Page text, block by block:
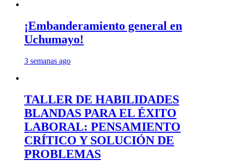
¡Embanderamiento general en
Uchumayo!
3 semanas ago
TALLER DE HABILIDADES
BLANDAS PARA EL ÉXITO
LABORAL: PENSAMIENTO
CRÍTICO Y SOLUCIÓN DE
PROBLEMAS